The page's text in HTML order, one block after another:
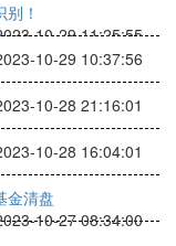
！
10-29 11:25:55
10-29 10:37:56
10-28 21:16:01
10-28 16:04:01
金清盘
10-27 08:34:00